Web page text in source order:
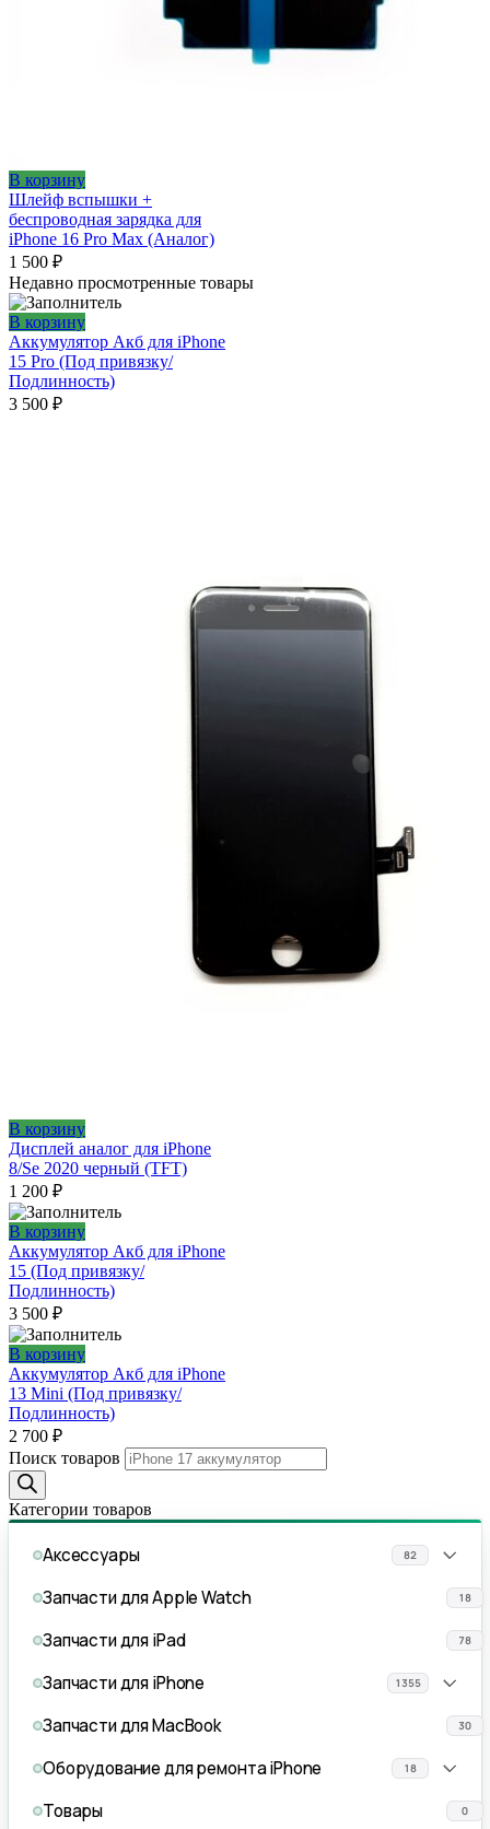
В корзину
Шлейф вспышки +
беспроводная зарядка для
iPhone 16 Pro Max (Аналог)
1 500 ₽
Недавно просмотренные товары
В корзину
Аккумулятор Акб для iPhone
15 Pro (Под привязку/
Подлинность)
3 500 ₽
В корзину
Дисплей аналог для iPhone
8/Se 2020 черный (TFT)
1 200 ₽
В корзину
Аккумулятор Акб для iPhone
15 (Под привязку/
Подлинность)
3 500 ₽
В корзину
Аккумулятор Акб для iPhone
13 Mini (Под привязку/
Подлинность)
2 700 ₽
Поиск товаров
Категории товаров
Аксессуары 82
Запчасти для Apple Watch 18
Запчасти для iPad 78
Запчасти для iPhone 1355
Запчасти для MacBook 30
Оборудование для ремонта iPhone 18
Товары 0